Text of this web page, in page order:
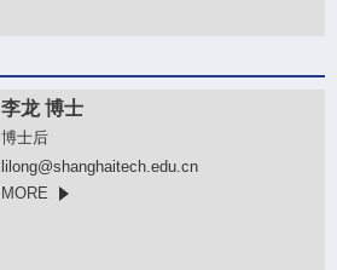
李龙 博士
博士后
lilong@shanghaitech.edu.cn
MORE